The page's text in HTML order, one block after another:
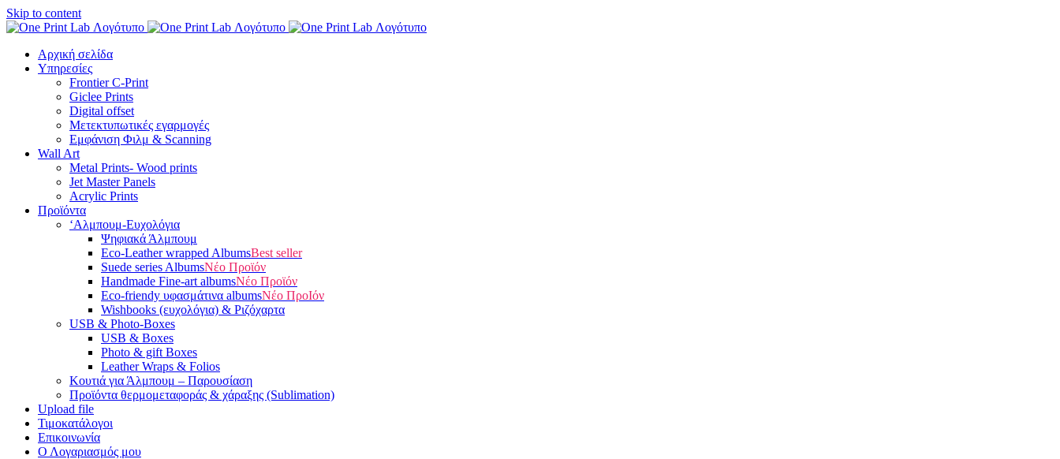
Skip to content
Αρχική σελίδα
Υπηρεσίες
Frontier C-Print
Giclee Prints
Digital offset
Μετεκτυπωτικές εγαρμογές
Εμφάνιση Φιλμ & Scanning
Wall Art
Metal Prints- Wood prints
Jet Master Panels
Acrylic Prints
Προϊόντα
‘Aλμπουμ-Ευχολόγια
Ψηφιακά Άλμπουμ
Eco-Leather wrapped AlbumsBest seller
Suede series AlbumsΝέο Προϊόν
Handmade Fine-art albumsΝέο Προϊόν
Eco-friendy υφασμάτινα albumsΝέο ΠροΙόν
Wishbooks (ευχολόγια) & Ριζόχαρτα
USB & Photo-Boxes
USB & Boxes
Photo & gift Boxes
Leather Wraps & Folios
Κουτιά για Άλμπουμ – Παρουσίαση
Προϊόντα θερμομεταφοράς & χάραξης (Sublimation)
Upload file
Τιμοκατάλογοι
Επικοινωνία
Ο Λογαριασμός μου